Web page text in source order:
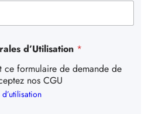
d’Utilisation *
ce formulaire de demande de
nos CGU